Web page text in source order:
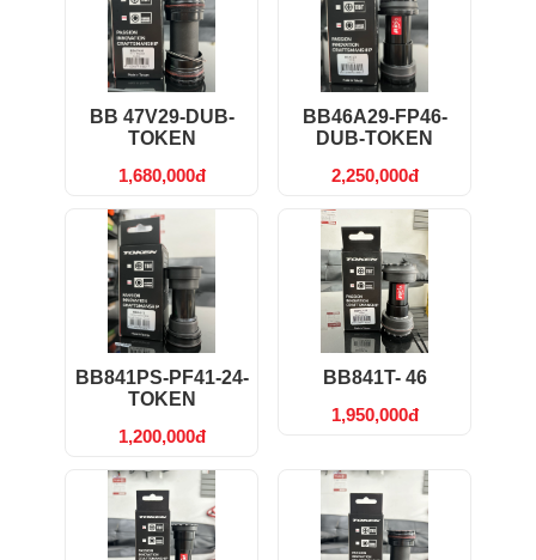
BB 47V29-DUB-
TOKEN
1,680,000đ
BB46A29-FP46-
DUB-TOKEN
2,250,000đ
BB841PS-PF41-24-
TOKEN
1,200,000đ
BB841T- 46
1,950,000đ